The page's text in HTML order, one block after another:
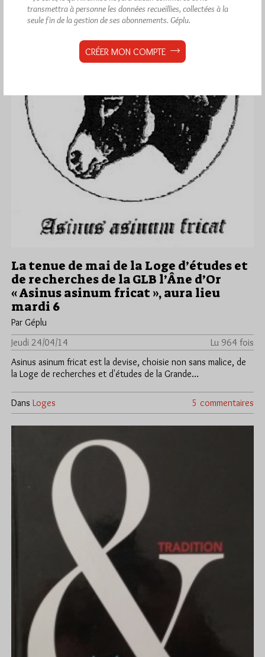
La tenue de mai de la Loge d’études et
de recherches de la GLB l’Âne d’Or
« Asinus asinum fricat », aura lieu
mardi 6
Par Géplu
Jeudi 24/04/14
Lu 964 fois
Asinus asinum fricat est la devise, choisie non sans malice, de
la Loge de recherches et d'études de la Grande…
Dans Loges 5 commentaires
transmettra à personne les données recueillies, collectées à la
seule fin de la gestion de ses abonnements. Géplu.
CRÉER MON COMPTE